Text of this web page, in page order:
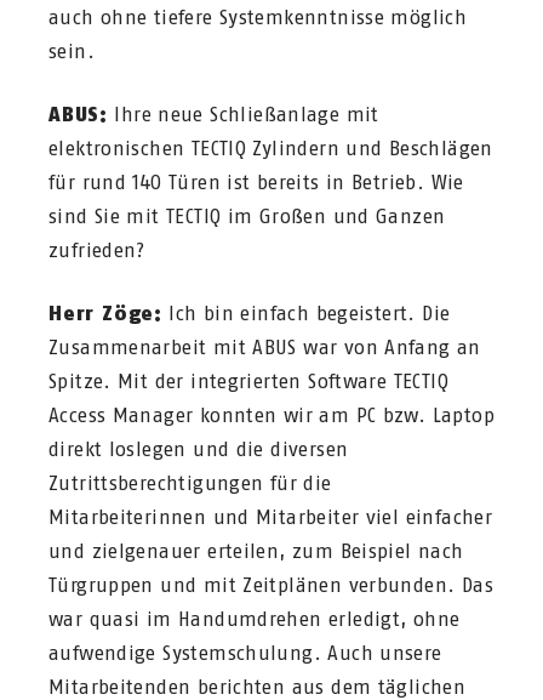
auch ohne tiefere Systemkenntnisse möglich
sein.
ABUS: Ihre neue Schließanlage mit
elektronischen TECTIQ Zylindern und Beschlägen
für rund 140 Türen ist bereits in Betrieb. Wie
sind Sie mit TECTIQ im Großen und Ganzen
zufrieden?
Herr Zöge: Ich bin einfach begeistert. Die
Zusammenarbeit mit ABUS war von Anfang an
Spitze. Mit der integrierten Software TECTIQ
Access Manager konnten wir am PC bzw. Laptop
direkt loslegen und die diversen
Zutrittsberechtigungen für die
Mitarbeiterinnen und Mitarbeiter viel einfacher
und zielgenauer erteilen, zum Beispiel nach
Türgruppen und mit Zeitplänen verbunden. Das
war quasi im Handumdrehen erledigt, ohne
aufwendige Systemschulung. Auch unsere
Mitarbeitenden berichten aus dem täglichen